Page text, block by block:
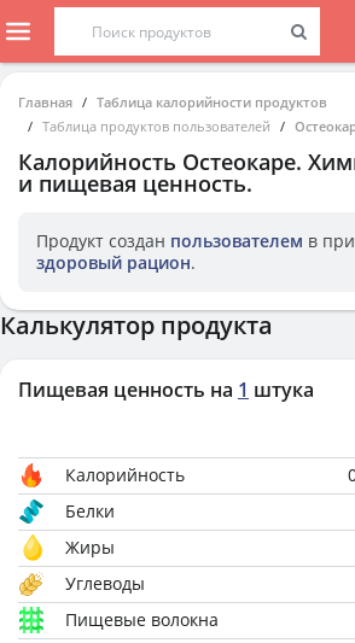
Главная
Таблица калорийности продуктов
Таблица продуктов пользователей
Калорийность Остеокаре.
и пищевая ценность.
Продукт создан пользователем в
здоровый рацион.
Калькулятор продукта
Пищевая ценность на 1 штука
Калорийность
Белки
Жиры
Углеводы
Пищевые волокна